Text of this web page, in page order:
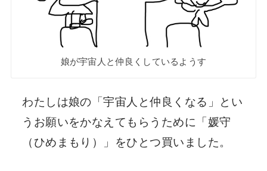
娘が宇宙人と仲良くしているようす
わたしは娘の「宇宙人と仲良くなる」とい
うお願いをかなえてもらうために「媛守
（ひめまもり）」をひとつ買いました。